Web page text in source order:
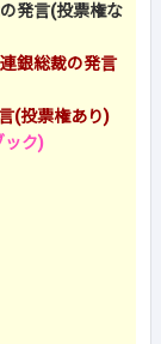
発言(投票権な
銀総裁の発言
(投票権あり)
ック)